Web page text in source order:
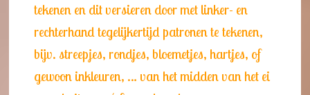
tekenen en dit versieren door met linker- en
rechterhand tegelijkertijd patronen te tekenen,
bijv. streepjes, rondjes, bloemetjes, hartjes, of
gewoon inkleuren, … van het midden van het ei